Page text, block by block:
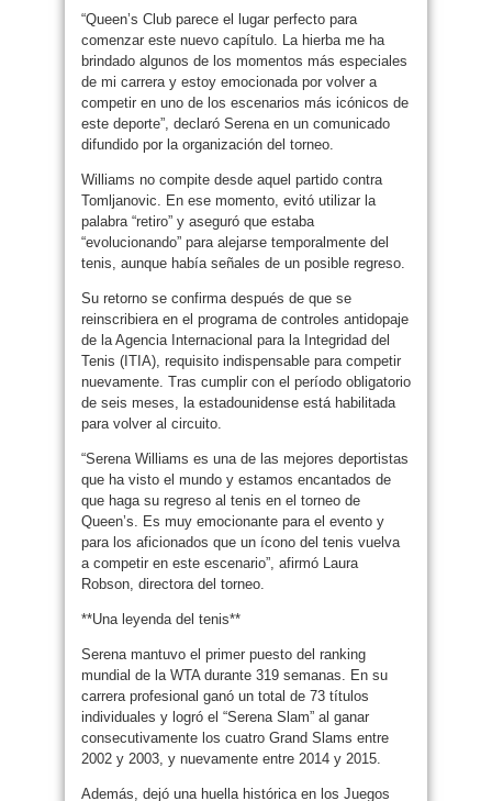
“Queen’s Club parece el lugar perfecto para
comenzar este nuevo capítulo. La hierba me ha
brindado algunos de los momentos más especiales
de mi carrera y estoy emocionada por volver a
competir en uno de los escenarios más icónicos de
este deporte”, declaró Serena en un comunicado
difundido por la organización del torneo.
Williams no compite desde aquel partido contra
Tomljanovic. En ese momento, evitó utilizar la
palabra “retiro” y aseguró que estaba
“evolucionando” para alejarse temporalmente del
tenis, aunque había señales de un posible regreso.
Su retorno se confirma después de que se
reinscribiera en el programa de controles antidopaje
de la Agencia Internacional para la Integridad del
Tenis (ITIA), requisito indispensable para competir
nuevamente. Tras cumplir con el período obligatorio
de seis meses, la estadounidense está habilitada
para volver al circuito.
“Serena Williams es una de las mejores deportistas
que ha visto el mundo y estamos encantados de
que haga su regreso al tenis en el torneo de
Queen’s. Es muy emocionante para el evento y
para los aficionados que un ícono del tenis vuelva
a competir en este escenario”, afirmó Laura
Robson, directora del torneo.
**Una leyenda del tenis**
Serena mantuvo el primer puesto del ranking
mundial de la WTA durante 319 semanas. En su
carrera profesional ganó un total de 73 títulos
individuales y logró el “Serena Slam” al ganar
consecutivamente los cuatro Grand Slams entre
2002 y 2003, y nuevamente entre 2014 y 2015.
Además, dejó una huella histórica en los Juegos